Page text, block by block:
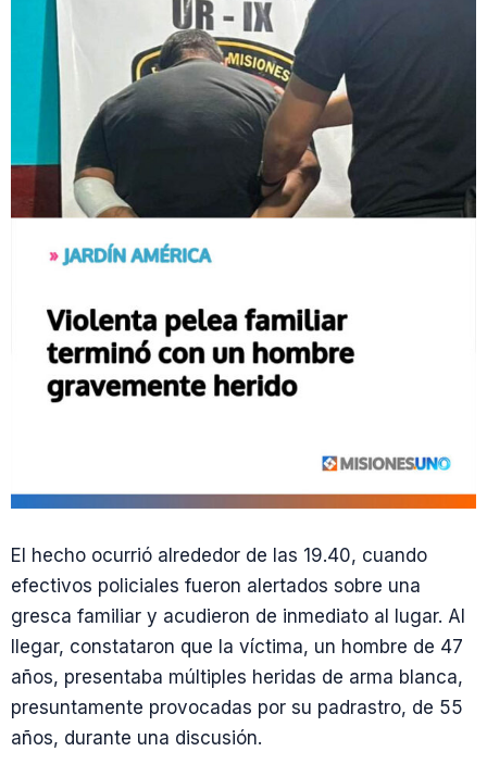
El hecho ocurrió alrededor de las 19.40, cuando
efectivos policiales fueron alertados sobre una
gresca familiar y acudieron de inmediato al lugar. Al
llegar, constataron que la víctima, un hombre de 47
años, presentaba múltiples heridas de arma blanca,
presuntamente provocadas por su padrastro, de 55
años, durante una discusión.